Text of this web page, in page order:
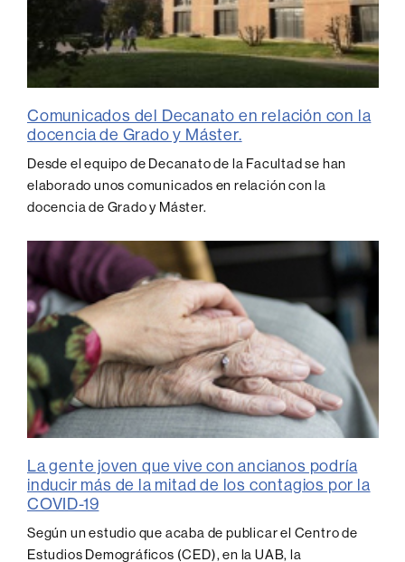
Comunicados del Decanato en relación con la
docencia de Grado y Máster.
Desde el equipo de Decanato de la Facultad se han
elaborado unos comunicados en relación con la
docencia de Grado y Máster.
La gente joven que vive con ancianos podría
inducir más de la mitad de los contagios por la
COVID-19
Según un estudio que acaba de publicar el Centro de
Estudios Demográficos (CED), en la UAB, la